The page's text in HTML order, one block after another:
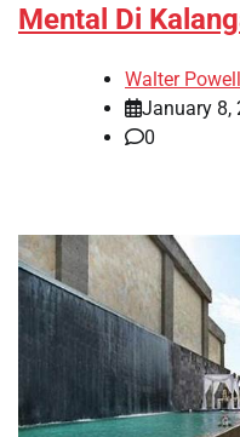
Mental Di
Walter Powell
January 8,
0